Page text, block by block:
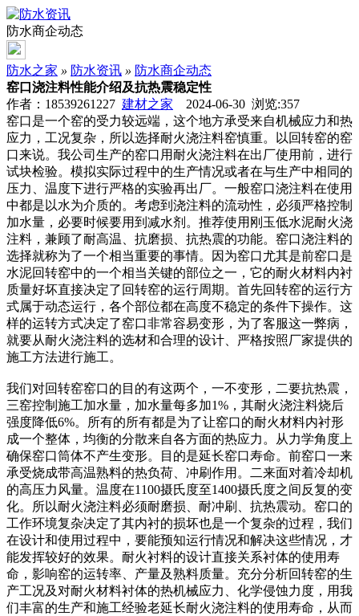
防水商企动态
防水之家 » 防水资讯 » 防水商企动态
窑口浇注料性能介绍及抗热震稳定性
作者：18539261227 建材之家 2024-06-30 浏览:357
窑口是一个窑的受力较远端，这个地方承受来自机械应力和热
应力，工况复杂，所以选择耐火浇注料窑慎重。以回转窑的窑
口来说。我公司生产的窑口用耐火浇注料在出厂使用前，进行
试块检验。模拟实际过程中的生产情况或者在与生产中相同的
压力、温度下进行严格的实验再出厂。一般窑口浇注料在使用
中都是以水为介质的。考虑到浇注料的流动性，必须严格控制
加水量，必要时候要用到减水剂。推荐使用刚玉低水泥耐火浇
注料，兼顾了耐高温、抗磨损、抗热震的功能。窑口浇注料的
选择就称为了一个相当重要的事情。因为窑口尤其是前窑口是
水泥回转窑中的一个相当关键的部位之一，它的耐火材料内衬
质量好坏直接决定了回转窑的运行周期。首先回转窑的运行方
式属于动态运行，各个部位都在高度不稳定的条件下操作。这
样的运转方式决定了窑口非常容易变形，为了客服这一弊病，
就要从耐火浇注料的选材和合理的设计、严格按照厂家提供的
施工方法进行施工。
我们对回转窑窑口的目的有这两个，一不变形，二要抗热震，
三窑控制施工加水量，加水量每多加1%，其耐火浇注料烧后
强度降低6%。所有的所有都是为了让窑口的耐火材料内衬形
成一个整体，均衡的分散来自各方面的热应力。从力学角度上
确保窑口筒体不产生变形。目的是延长窑口寿命。前窑口一来
承受烧成带高温熟料的热负荷、冲刷作用。二来面对着冷却机
的高压力风量。温度在1100摄氏度至1400摄氏度之间反复的变
化。所以耐火浇注料必须耐磨损、耐冲刷、抗热震动。窑口的
工作环境复杂决定了其内衬的损坏也是一个复杂的过程，我们
在设计和使用过程中，要能预知运行情况和解决这些情况，才
能发挥较好的效果。耐火衬料的设计直接关系衬体的使用寿
命，影响窑的运转率、产量及熟料质量。充分分析回转窑的生
产工况及对耐火材料衬体的热机械应力、化学侵蚀力度，用我
们丰富的生产和施工经验老延长耐火浇注料的使用寿命，从而